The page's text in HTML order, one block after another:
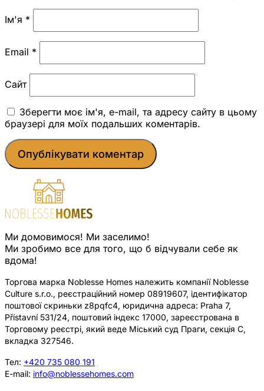
Ім'я *
Email *
Сайт
Зберегти моє ім'я, e-mail, та адресу сайту в цьому
браузері для моїх подальших коментарів.
Ми домовимося! Ми заселимо!
Ми зробимо все для того, що б відчували себе як
вдома!
Торгова марка Noblesse Homes належить компанії Noblesse
Culture s.r.o., реєстраційний номер 08919607, ідентифікатор
поштової скриньки z8pqfc4, юридична адреса: Praha 7,
Přístavní 531/24, поштовий індекс 17000, зареєстрована в
Торговому реєстрі, який веде Міський суд Праги, секція C,
вкладка 327546.
Тел: +420 735 080 191
E-mail: info@noblessehomes.com